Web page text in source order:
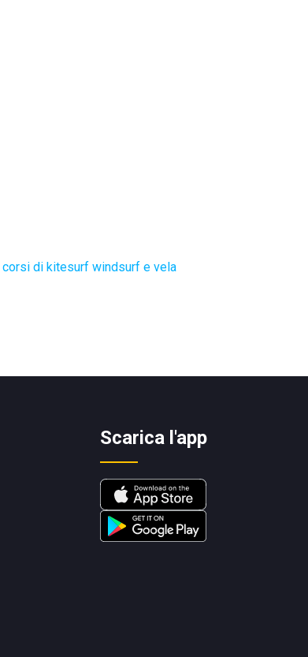
corsi di kitesurf windsurf e vela
Scarica l'app